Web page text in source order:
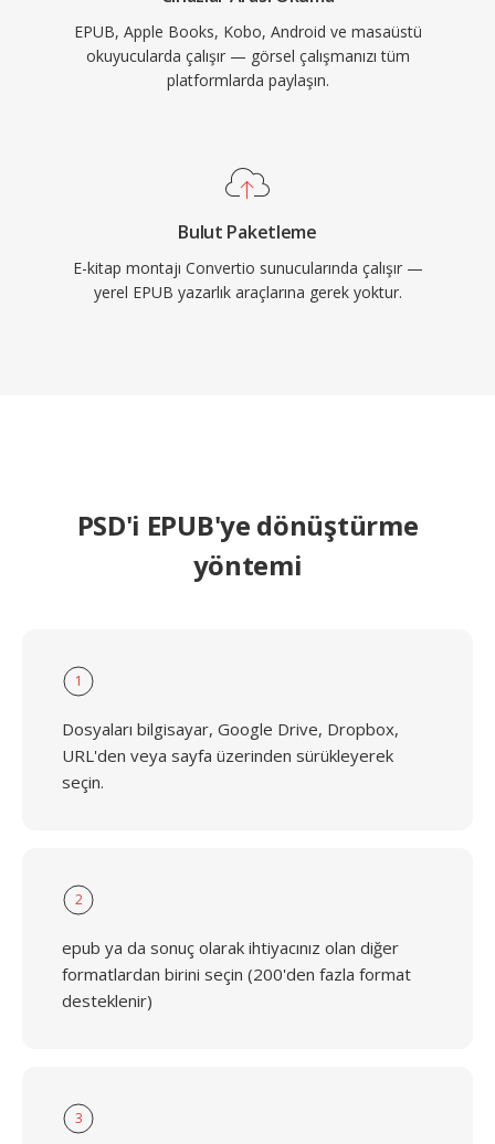
EPUB, Apple Books, Kobo, Android ve masaüstü
okuyucularda çalışır — görsel çalışmanızı tüm
platformlarda paylaşın.
Bulut Paketleme
E-kitap montajı Convertio sunucularında çalışır —
yerel EPUB yazarlık araçlarına gerek yoktur.
PSD'i EPUB'ye dönüştürme
yöntemi
1
Dosyaları bilgisayar, Google Drive, Dropbox,
URL'den veya sayfa üzerinden sürükleyerek
seçin.
2
epub ya da sonuç olarak ihtiyacınız olan diğer
formatlardan birini seçin (200'den fazla format
desteklenir)
3